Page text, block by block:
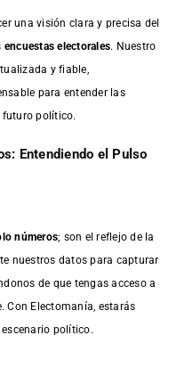
una visión clara y precisa del
encuestas electorales. Nuestro
y fiable,
para entender las
futuro político.
Entendiendo el Pulso
números; son el reflejo de la
nuestros datos para capturar
de que tengas acceso a
Con Electomanía, estarás
político.